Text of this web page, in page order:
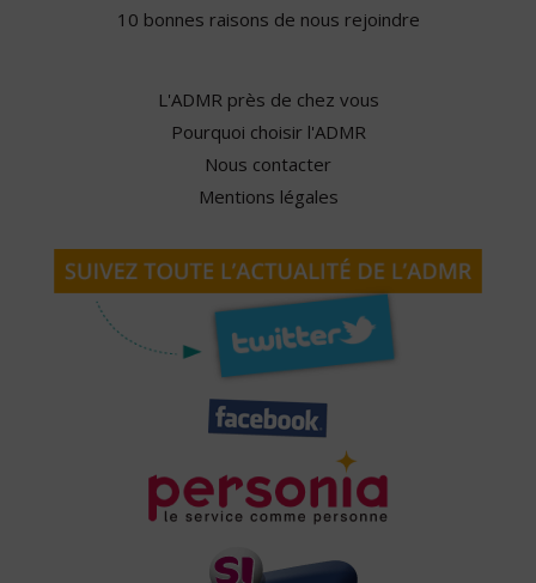
10 bonnes raisons de nous rejoindre
L'ADMR près de chez vous
Pourquoi choisir l'ADMR
Nous contacter
Mentions légales